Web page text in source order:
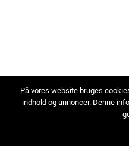
På vores website bruges
indhold og annoncer. Denne